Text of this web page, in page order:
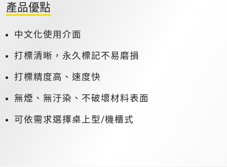
產品優點
中文化使用介面
打標清晰，永久標記不易磨損
打標精度高、速度快
無煙、無汙染、不破壞材料表面
可依需求選擇桌上型/機櫃式